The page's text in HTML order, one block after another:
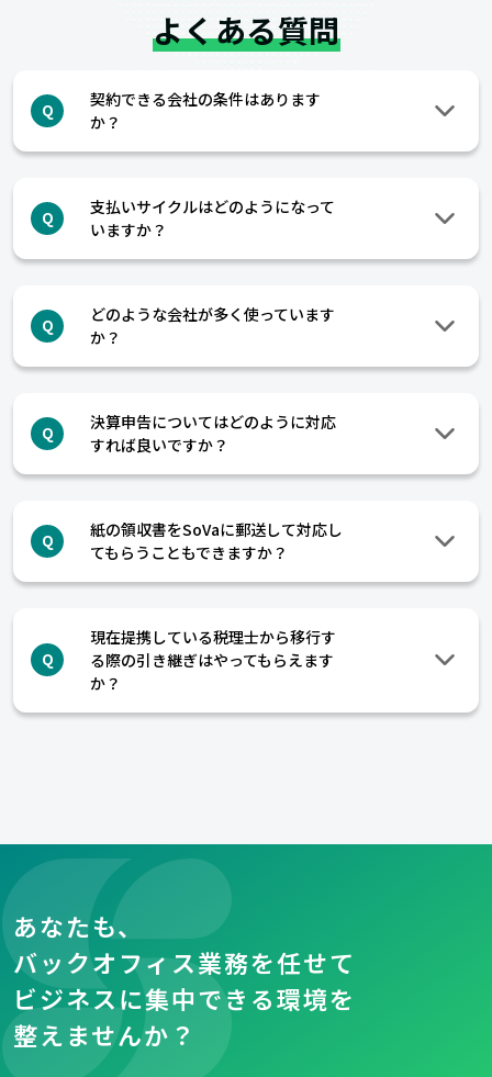
よくある質問
Q
契約できる会社の条件はあります
か？
Q
支払いサイクルはどのようになって
いますか？
Q
どのような会社が多く使っています
か？
Q
決算申告についてはどのように対応
すれば良いですか？
Q
紙の領収書をSoVaに郵送して対応し
てもらうこともできますか？
Q
現在提携している税理士から移行す
る際の引き継ぎはやってもらえます
か？
あなたも、
バックオフィス業務を任せて
ビジネスに集中できる環境を
整えませんか？